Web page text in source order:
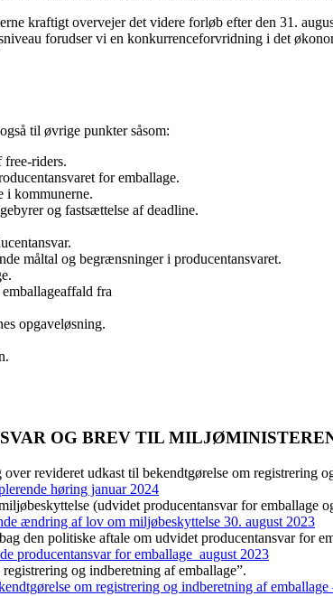
kraftigt overvejer det videre forløb efter den 31.
forudser vi en konkurrenceforvridning i det
til øvrige punkter såsom:
free-riders.
for emballage.
i kommunerne.
og fastsættelse af deadline.
måltal og begrænsninger i producentansvaret.
fra
opgaveløsning.
OG BREV TIL
revideret udkast til bekendtgørelse om registrering
høring januar 2024
(udvidet producentansvar for emballage
ændring af lov om miljøbeskyttelse 30. august 2023
den politiske aftale om udvidet producentansvar for
producentansvar for emballage_august 2023
og indberetning af emballage”.
om registrering og indberetning af